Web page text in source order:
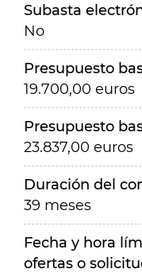
Subasta
No
Presupuesto
19.700,00 euros
Presupuesto
23.837,00 euros
Duración del
39 meses
Fecha y hora
ofertas o